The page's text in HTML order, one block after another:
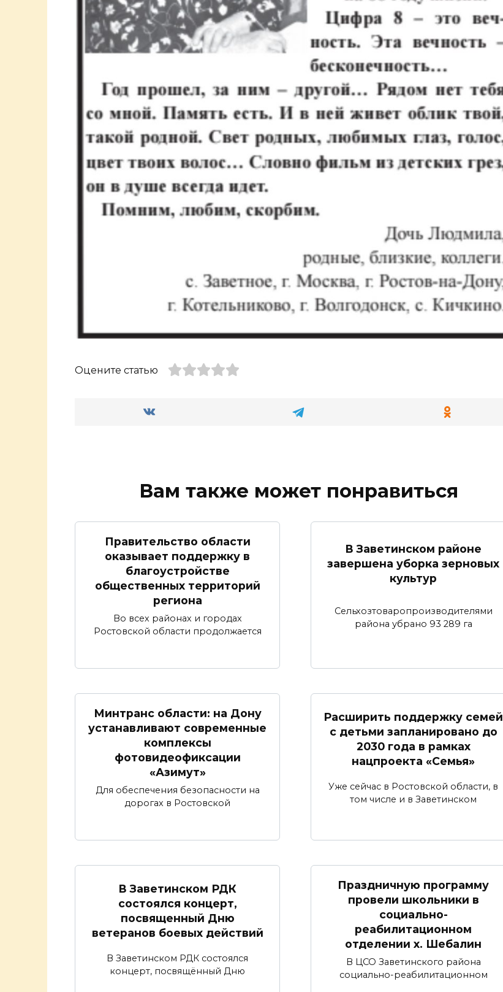
Оцените статью
Вам также может понравиться
Правительство области
оказывает поддержку в
благоустройстве
общественных территорий
региона
Во всех районах и городах
Ростовской области продолжается
В Заветинском районе
завершена уборка зерновых
культур
Сельхозтоваропроизводителями
района убрано 93 289 га
Минтранс области: на Дону
устанавливают современные
комплексы
фотовидеофиксации
«Азимут»
Для обеспечения безопасности на
дорогах в Ростовской
Расширить поддержку семей
с детьми запланировано до
2030 года в рамках
нацпроекта «Семья»
Уже сейчас в Ростовской области, в
том числе и в Заветинском
В Заветинском РДК
состоялся концерт,
посвященный Дню
ветеранов боевых действий
В Заветинском РДК состоялся
концерт, посвящённый Дню
Праздничную программу
провели школьники в
социально-
реабилитационном
отделении х. Шебалин
В ЦСО Заветинского района
социально-реабилитационном